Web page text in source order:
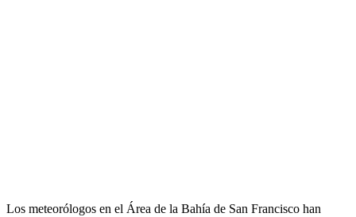
Los meteorólogos en el Área de la Bahía de San Francisco han